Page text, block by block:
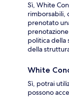
Sì, White
rimborsabili,
prenotato
politica della
della
White
Sì, potrai
possono